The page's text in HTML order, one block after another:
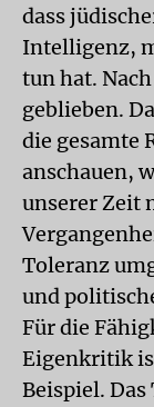
dass
Intelligenz,
tun hat.
geblieben.
die gesamte
anschauen,
unserer Zeit
Toleranz
und
Für die
Eigenkritik
Beispiel.